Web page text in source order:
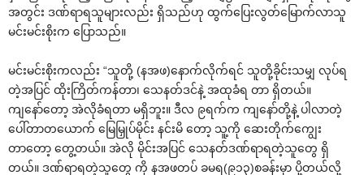
အတွင်း ဒဏ်ရာရသူများလည်း ရှိသည်ဟု ထွက်‌ပြေးလွတ်‌မြောက်လာသူ
မင်းမင်းစိုးက ‌ပြောသည်။
မင်းမင်းစိုးကလည်း “သူတို့ (နအဖ)‌နောက်လိုက်ရင် သူတို့ခိုင်းသမျှ လုပ်ရ
တဲ့အပြင် ထိုးကြိတ်ကန်တာ၊ ‌သေနတ်ဒင်နဲ့ အထုခံရ တာ ရှိတယ်။
ကျ‌နော်‌တော့ အဲလိုခံရတာ မရှိဘူး။ ဒီလ ၉ရက်က ကျ‌နော်တို့နဲ့ ပါလာတဲ့
‌ပေါ်တာတ‌ယောက် ‌မြေမြှုပ်မိုင်း နင်းမိ ‌တော့ သူ့ကို ‌ဆေးတိုက်‌ကျွေး
တာ‌တော့ ‌တွေ့တယ်။ အဲလို မိုင်းအပြင် ‌သေနတ်ဒဏ်ရာရတဲ့သူ‌တွေ ရှိ
တယ်။ ဒဏ်ရာရတဲ့သူ‌တွေ ကို နအဖတပ် ခမရ(၉၁၃)စခန်းမှာ ပို့တယ်လို့